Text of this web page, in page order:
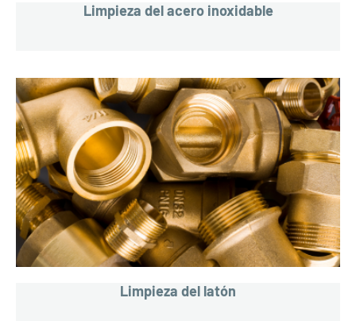
Limpieza del acero inoxidable
Limpieza del latón